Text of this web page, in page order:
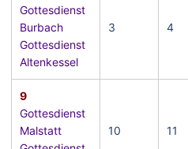
Gottesdienst
Burbach
Gottesdienst
Altenkessel
3 4
9
Gottesdienst
Malstatt
10 11